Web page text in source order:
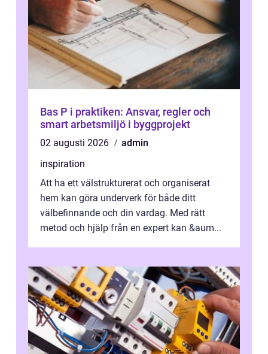
Bas P i praktiken: Ansvar, regler och
smart arbetsmiljö i byggprojekt
02 augusti 2026
admin
inspiration
Att ha ett välstrukturerat och organiserat
hem kan göra underverk för både ditt
välbefinnande och din vardag. Med rätt
metod och hjälp från en expert kan &aum...